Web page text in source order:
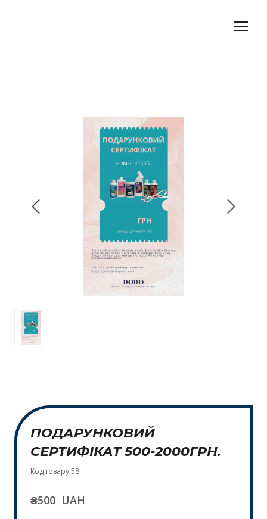
ПОДАРУНКОВИЙ
СЕРТИФІКАТ 500-2000ГРН.
Код товару 58
₴500  UAH